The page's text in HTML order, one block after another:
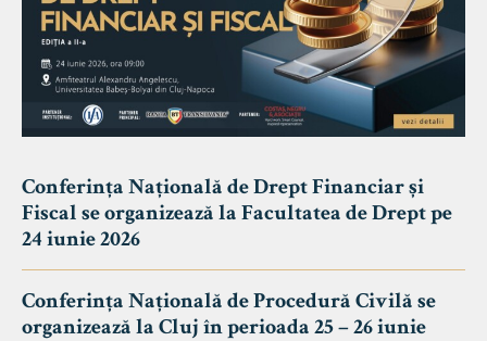
Conferința Națională de Drept Financiar și
Fiscal se organizează la Facultatea de Drept pe
24 iunie 2026
Conferința Națională de Procedură Civilă se
organizează la Cluj în perioada 25 – 26 iunie